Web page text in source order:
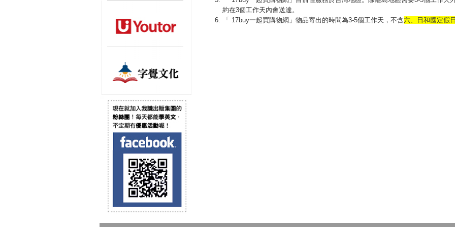
約在3個工作天內會送達。
「 17buy一起買購物網」物品寄出的時間為3-5個工作天，不含六、日和國定假